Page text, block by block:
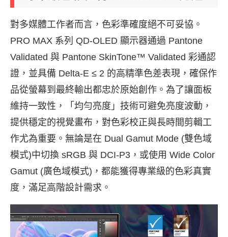
對多媒體工作者而言，色彩準確度絕不可妥協。
PRO MAX 系列 QD-OLED 顯示器通過 Pantone
Validated 與 Pantone SkinTone™ Validated 彩通認
證，並具備 Delta-E ≤ 2 的高精準色差表現，確保作
品從螢幕到最終輸出都忠於原始創作。為了讓面板
維持一致性，「均勻亮度」技術可避免亮度波動，
提供穩定的視覺畫布，對色彩校正與長時間剪輯工
作尤為重要。無論是在 Dual Gamut Mode (雙色域
模式)中切換 sRGB 與 DCI-P3，或使用 Wide Color
Gamut (廣色域模式)，都能獲得專業級的色彩真實
度，滿足高階設計需求。